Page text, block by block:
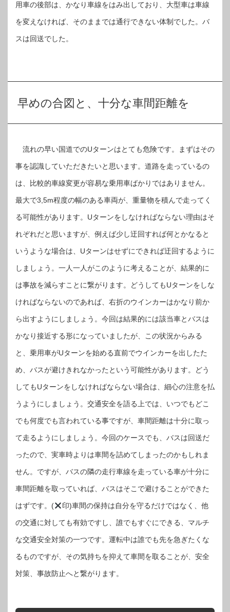
用車の後部は、かなり車線をはみ出しており、大型車は車線
を変えなければ、そのままでは通行できない体制でした。バ
スは回送でした。
早めの合図と、十分な車間距離を
流れの早い国道でのUターンはとても危険です。まずはその
事を認識していただきたいと思います。道路を走っているの
は、比較的車線変更が容易な乗用車ばかりではありません。
最大で3,5m程度の幅のある車両が、重量物を積んで走ってく
る可能性があります。Uターンをしなければならない理由はそ
れぞれだと思いますが、例えば少し迂回すれば何とかなると
いうような場合は、Uターンはせずにできれば迂回するように
しましょう。一人一人がこのように考えることが、結果的に
は事故を減らすことに繋がります。どうしてもUターンをしな
ければならないのであれば、右折のウインカーはかなり前か
ら出すようにしましょう。今回は結果的には該当車とバスは
かなり接近する形になっていましたが、この状況からみる
と、乗用車がUターンを始める直前でウインカーを出したた
め、バスが避けきれなかったという可能性があります。どう
してもUターンをしなければならない場合は、細心の注意を払
うようにしましょう。交通安全を語る上では、いつでもどこ
でも何度でも言われている事ですが、車間距離は十分に取っ
て走るようにしましょう。今回のケースでも、バスは回送だ
ったので、実車時よりは車間を詰めてしまったのかもしれま
せん。ですが、バスの隣の走行車線を走っている車が十分に
車間距離を取っていれば、バスはそこで避けることができた
はずです。( 印)車間の保持は自分を守るだけではなく、他
の交通に対しても有効ですし、誰でもすぐにできる、マルチ
な交通安全対策の一つです。運転中は誰でも先を急ぎたくな
るものですが、その気持ちを抑えて車間を取ることが、安全
対策、事故防止へと繋がります。